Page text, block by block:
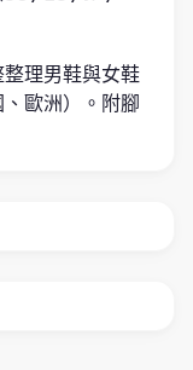
理男鞋與女鞋
歐洲）。附腳